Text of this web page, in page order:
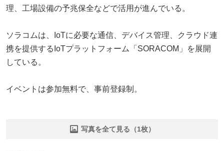
理、工場設備の予兆保全などで活用が進んでいる。
ソラコムは、IoTに必要な通信、デバイス管理、クラウド連
携を提供するIoTプラットフォーム「SORACOM」を展開
している。
イベントは参加無料で、事前登録制。
写真を全て見る（1枚）